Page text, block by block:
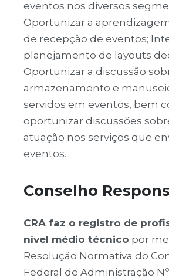
eventos nos diversos
Oportunizar a
de recepção de eventos;
planejamento de layouts
Oportunizar a discussão
armazenamento e
servidos em eventos, bem
oportunizar discussões
atuação nos serviços que
eventos.
Conselho
CRA faz o registro de
nível médio técnico por
Resolução Normativa do
Federal de Administração Nº